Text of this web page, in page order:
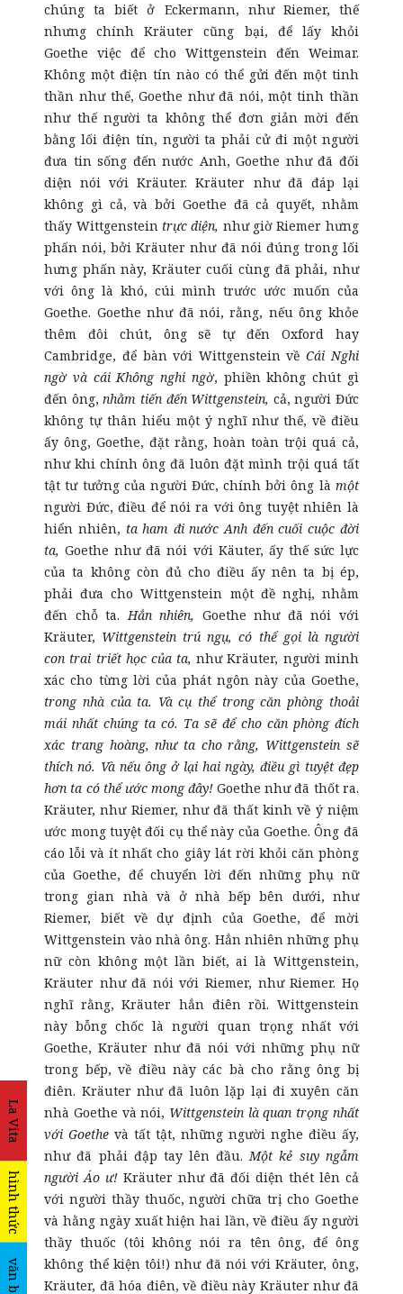
La Vita
hình thức
văn bản
chúng ta biết ở Eckermann, như Riemer, thế
nhưng chính Kräuter cũng bại, để lấy khỏi
Goethe việc để cho Wittgenstein đến Weimar.
Không một điện tín nào có thể gửi đến một tinh
thần như thế, Goethe như đã nói, một tinh thần
như thế người ta không thể đơn giản mời đến
bằng lối điện tín, người ta phải cử đi một người
đưa tin sống đến nước Anh, Goethe như đã đối
diện nói với Kräuter. Kräuter như đã đáp lại
không gì cả, và bởi Goethe đã cả quyết, nhằm
thấy Wittgenstein trực diện, như giờ Riemer hưng
phấn nói, bởi Kräuter như đã nói đúng trong lối
hưng phấn này, Kräuter cuối cùng đã phải, như
với ông là khó, cúi mình trước ước muốn của
Goethe. Goethe như đã nói, rằng, nếu ông khỏe
thêm đôi chút, ông sẽ tự đến Oxford hay
Cambridge, để bàn với Wittgenstein vềCái Nghi
ngờ và cái Không nghi ngờ, phiền không chút gì
đến ông,nhằm tiến đến Wittgenstein, cả, người Đức
không tự thân hiểu một ý nghĩ như thế, về điều
ấy ông, Goethe, đặt rằng, hoàn toàn trội quá cả,
như khi chính ông đã luôn đặt mình trội quá tất
tật tư tưởng của người Đức, chính bởi ông là một
người Đức, điều để nói ra với ông tuyệt nhiên là
hiển nhiên, ta ham đi nước Anh đến cuối cuộc đời
ta,Goethe như đã nói với Käuter, ấy thế sức lực
của ta không còn đủ cho điều ấy nên ta bị ép,
phải đưa cho Wittgenstein một đề nghị, nhằm
đến chỗ ta.Hẳn nhiên, Goethe như đã nói với
Kräuter, Wittgenstein trú ngụ, có thể gọi là người
con trai triết học của ta,như Kräuter, người minh
xác cho từng lời của phát ngôn này của Goethe,
trong nhà của ta. Và cụ thể trong căn phòng thoải
mái nhất chúng ta có. Ta sẽ để cho căn phòng đích
xác trang hoàng, như ta cho rằng, Wittgenstein sẽ
thích nó. Và nếu ông ở lại hai ngày, điều gì tuyệt đẹp
hơn ta có thể ước mong đây!Goethe như đã thốt ra.
Kräuter, như Riemer, như đã thất kinh về ý niệm
ước mong tuyệt đối cụ thể này của Goethe. Ông đã
cáo lỗi và ít nhất cho giây lát rời khỏi căn phòng
của Goethe, để chuyển lời đến những phụ nữ
trong gian nhà và ở nhà bếp bên dưới, như
Riemer, biết về dự định của Goethe, để mời
Wittgenstein vào nhà ông. Hẳn nhiên những phụ
nữ còn không một lần biết, ai là Wittgenstein,
Kräuter như đã nói với Riemer, như Riemer. Họ
nghĩ rằng, Kräuter hẳn điên rồi. Wittgenstein
này bỗng chốc là người quan trọng nhất với
Goethe, Kräuter như đã nói với những phụ nữ
trong bếp, về điều này các bà cho rằng ông bị
điên. Kräuter như đã luôn lặp lại đi xuyên căn
nhà Goethe và nói, Wittgenstein là quan trọng nhất
với Goethevà tất tật, những người nghe điều ấy,
như đã phải đập tay lên đầu.Mộtkẻ suy ngẫm
người Áo ư!Kräuter như đã đối diện thét lên cả
với người thầy thuốc, người chữa trị cho Goethe
và hằng ngày xuất hiện hai lần, về điều ấy người
thầy thuốc (tôi không nói ra tên ông, để ông
không thể kiện tôi!) như đã nói với Kräuter, ông,
Kräuter, đã hóa điên, về điều này Kräuter như đã